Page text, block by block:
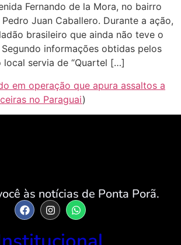
Fernando de la Mora, no bairro
Juan Caballero. Durante a ação,
brasileiro que ainda não teve o
informações obtidas pelos
local servia de “Quartel […]
em operação que apura assaltos a
no Paraguai)
às notícias de Ponta Porã.